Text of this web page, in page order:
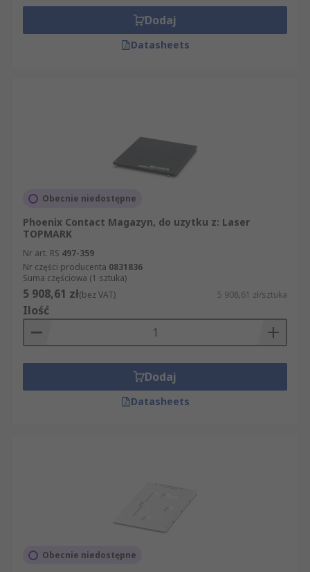
Dodaj
Datasheets
Obecnie niedostępne
Phoenix Contact Magazyn, do uzytku z: Laser
TOPMARK
Nr art. RS 497-359
Nr części producenta 0831836
Suma częściowa (1 sztuka)
5 908,61 zł(bez VAT) 5 908,61 zł/sztuka
Ilość
Dodaj
Datasheets
Obecnie niedostępne